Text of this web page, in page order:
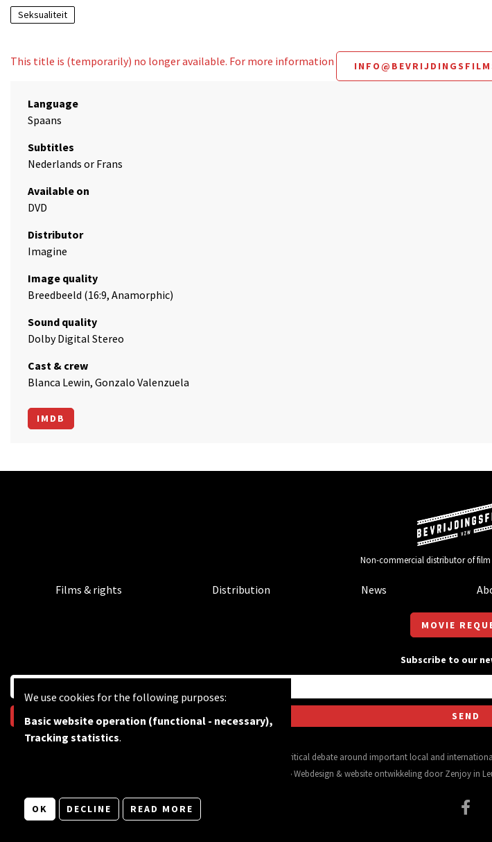
Seksualiteit
This title is (temporarily) no longer available. For more information
Language
Spaans
Subtitles
Nederlands or Frans
Available on
DVD
Distributor
Imagine
Image quality
Breedbeeld (16:9, Anamorphic)
Sound quality
Dolby Digital Stereo
Cast & crew
Blanca Lewin, Gonzalo Valenzuela
IMDB
Non-commercial distributor of
Films & rights Distribution News
MOVIE
Subscribe to our
BF wants to feed the critical debate around important local and
•Webdesign &website ontwikkelingdoorZenjoy in
We use cookies for the following purposes:
Basic website operation (functional - necessary),
Tracking statistics.
OK DECLINE READ MORE